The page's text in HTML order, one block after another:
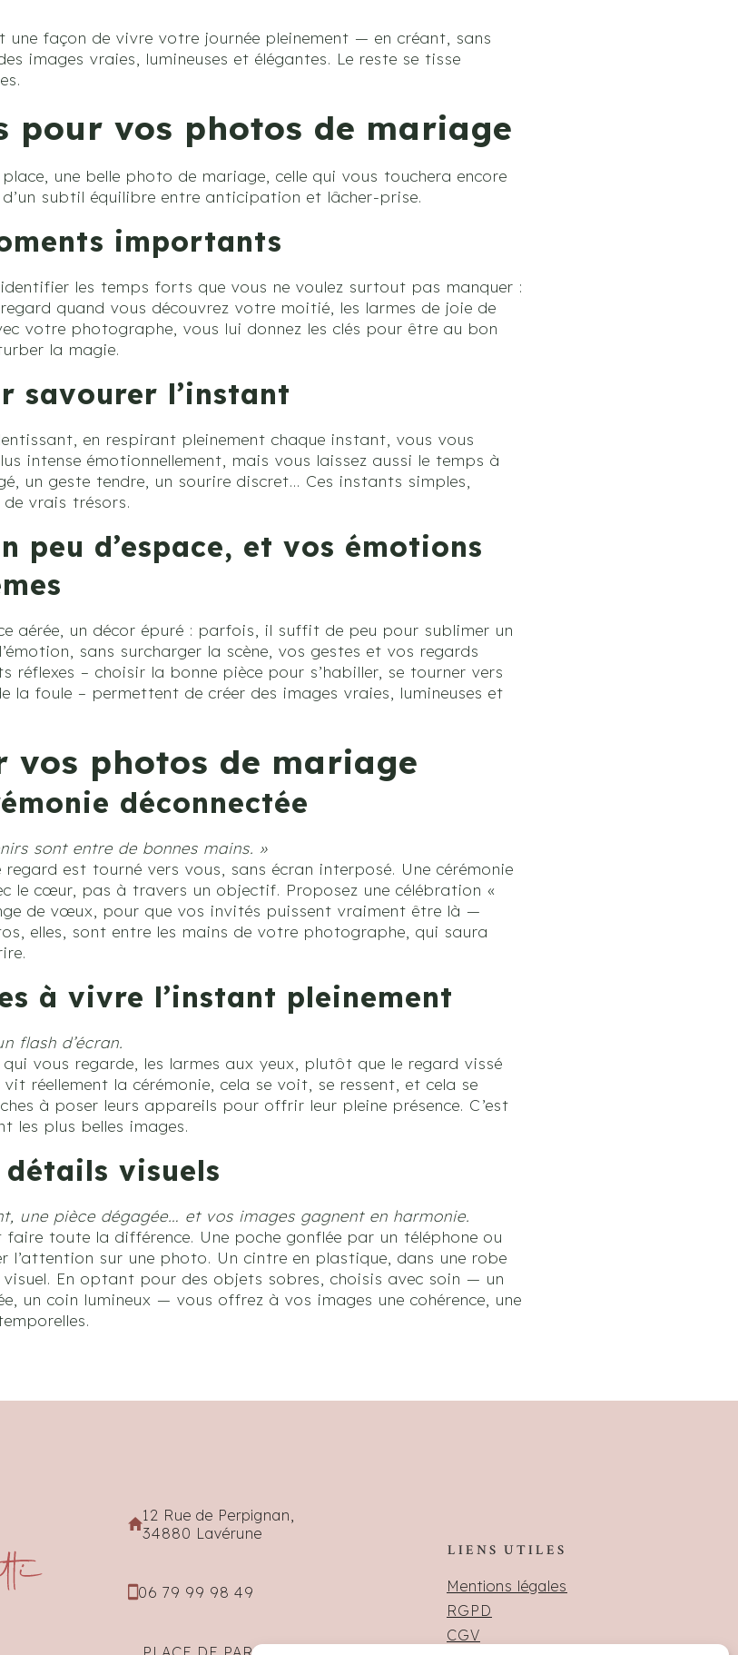
une façon de vivre votre journée pleinement — en créant, sans
images vraies, lumineuses et élégantes. Le reste se tisse
pour vos photos de mariage
une belle photo de mariage, celle qui vous touchera encore
subtil équilibre entre anticipation et lâcher-prise.
importants
les temps forts que vous ne voulez surtout pas manquer :
quand vous découvrez votre moitié, les larmes de joie de
votre photographe, vous lui donnez les clés pour être au bon
la magie.
savourer l’instant
en respirant pleinement chaque instant, vous vous
intense émotionnellement, mais vous laissez aussi le temps à
un geste tendre, un sourire discret… Ces instants simples,
de vrais trésors.
peu d’espace, et vos émotions
aérée, un décor épuré : parfois, il suffit de peu pour sublimer un
sans surcharger la scène, vos gestes et vos regards
réflexes – choisir la bonne pièce pour s’habiller, se tourner vers
la foule – permettent de créer des images vraies, lumineuses et
vos photos de mariage
déconnectée
sont entre de bonnes mains. »
est tourné vers vous, sans écran interposé. Une cérémonie
le cœur, pas à travers un objectif. Proposez une célébration «
de vœux, pour que vos invités puissent vraiment être là —
elles, sont entre les mains de votre photographe, qui saura
à vivre l’instant pleinement
flash d’écran.
qui vous regarde, les larmes aux yeux, plutôt que le regard vissé
réellement la cérémonie, cela se voit, se ressent, et cela se
à poser leurs appareils pour offrir leur pleine présence. C’est
les plus belles images.
visuels
une pièce dégagée… et vos images gagnent en harmonie.
toute la différence. Une poche gonflée par un téléphone ou
l’attention sur une photo. Un cintre en plastique, dans une robe
En optant pour des objets sobres, choisis avec soin — un
un coin lumineux — vous offrez à vos images une cohérence, une
12 Rue de Perpignan,
34880 Lavérune
06 79 99 98 49
LIENS UTILES
Mentions légales
RGPD
CGV